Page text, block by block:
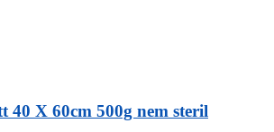
40 X 60cm 500g nem steril